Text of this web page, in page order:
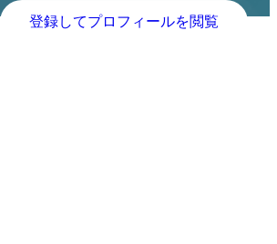
登録してプロフィールを閲覧